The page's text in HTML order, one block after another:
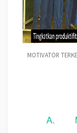
MOTIVATOR
A.